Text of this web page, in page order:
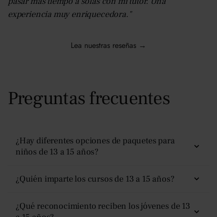
experiencia muy enriquecedora."
Lea nuestras reseñas →
Preguntas frecuentes
¿Hay diferentes opciones de paquetes para
niños de 13 a 15 años?
Sí, hay cuatro opciones:No residencial, Plus, Superior
¿Quién imparte los cursos de 13 a 15 años?
Los estudiantes aprenden de educadores experimentados
¿Qué reconocimiento reciben los jóvenes de 13